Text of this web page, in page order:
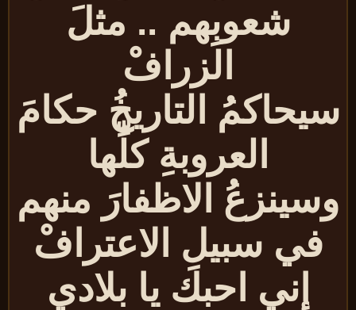
شعوبِهم .. مثلَ
الزرافْ
التاريخُ حكامَ
العروبةِ كلِّها
الاظفارَ منهم
في سبيلِ الاعترافْ
إني احبك يا بلادي